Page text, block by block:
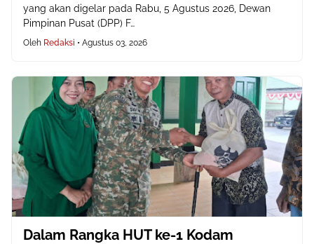
yang akan digelar pada Rabu, 5 Agustus 2026, Dewan
Pimpinan Pusat (DPP) F…
Oleh Redaksi • Agustus 03, 2026
Dalam Rangka HUT ke-1 Kodam